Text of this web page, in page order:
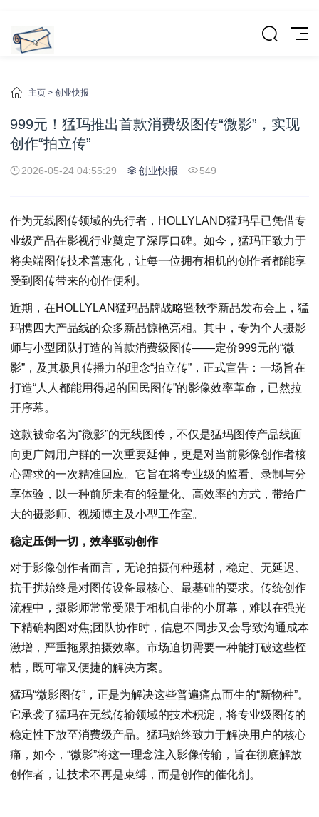
主页 > 创业快报
999元！猛玛推出首款消费级图传“微影”，实现
创作“拍立传”
2026-05-24 04:55:29 创业快报 549
作为无线图传领域的先行者，HOLLYLAND猛玛早已凭借专
业级产品在影视行业奠定了深厚口碑。如今，猛玛正致力于
将尖端图传技术普惠化，让每一位拥有相机的创作者都能享
受到图传带来的创作便利。
近期，在HOLLYLAN猛玛品牌战略暨秋季新品发布会上，猛
玛携四大产品线的众多新品惊艳亮相。其中，专为个人摄影
师与小型团队打造的首款消费级图传——定价999元的“微
影”，及其极具传播力的理念“拍立传”，正式宣告：一场旨在
打造“人人都能用得起的国民图传”的影像效率革命，已然拉
开序幕。
这款被命名为“微影”的无线图传，不仅是猛玛图传产品线面
向更广阔用户群的一次重要延伸，更是对当前影像创作者核
心需求的一次精准回应。它旨在将专业级的监看、录制与分
享体验，以一种前所未有的轻量化、高效率的方式，带给广
大的摄影师、视频博主及小型工作室。
稳定压倒一切，效率驱动创作
对于影像创作者而言，无论拍摄何种题材，稳定、无延迟、
抗干扰始终是对图传设备最核心、最基础的要求。传统创作
流程中，摄影师常常受限于相机自带的小屏幕，难以在强光
下精确构图对焦;团队协作时，信息不同步又会导致沟通成本
激增，严重拖累拍摄效率。市场迫切需要一种能打破这些桎
梏，既可靠又便捷的解决方案。
猛玛“微影图传”，正是为解决这些普遍痛点而生的“新物种”。
它承袭了猛玛在无线传输领域的技术积淀，将专业级图传的
稳定性下放至消费级产品。猛玛始终致力于解决用户的核心
痛，如今，“微影”将这一理念注入影像传输，旨在彻底解放
创作者，让技术不再是束缚，而是创作的催化剂。